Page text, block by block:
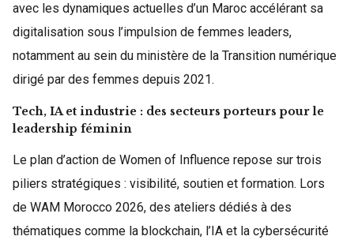
avec les dynamiques actuelles d’un Maroc accélérant sa
digitalisation sous l’impulsion de femmes leaders,
notamment au sein du ministère de la Transition numérique
dirigé par des femmes depuis 2021.
Tech, IA et industrie : des secteurs porteurs pour le
leadership féminin
Le plan d’action de Women of Influence repose sur trois
piliers stratégiques : visibilité, soutien et formation. Lors
de WAM Morocco 2026, des ateliers dédiés à des
thématiques comme la blockchain, l’IA et la cybersécurité